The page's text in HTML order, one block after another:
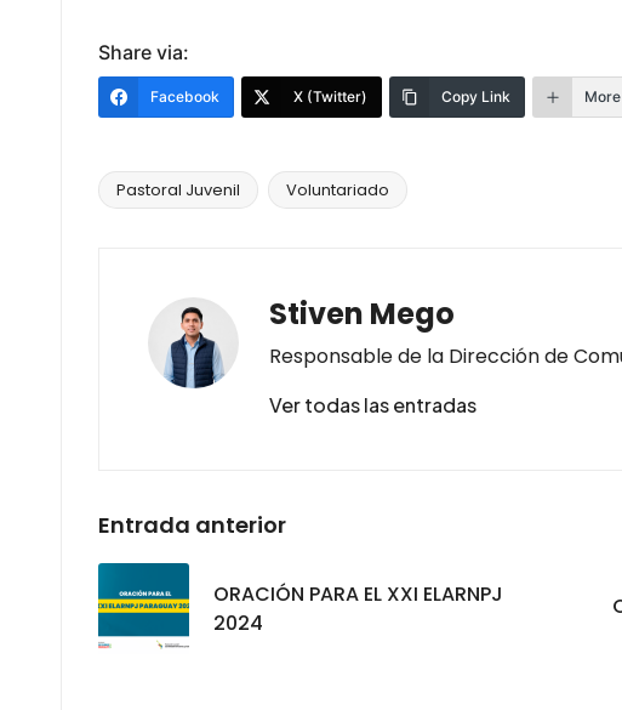
Share via:
Facebook X (Twitter) Copy Link More
Pastoral Juvenil Voluntariado
Stiven Mego
Responsable de la Dirección de
Ver todas las entradas
Entrada anterior
ORACIÓN PARA EL XXI ELARNPJ
2024